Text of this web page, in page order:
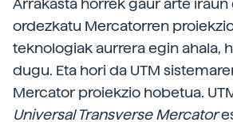
Arrakasta horrek gaur arte iraun
ordezkatu Mercatorren
teknologiak aurrera egin ahala,
dugu. Eta hori da UTM
Mercator proiekzio hobetua.
Universal Transverse Mercator